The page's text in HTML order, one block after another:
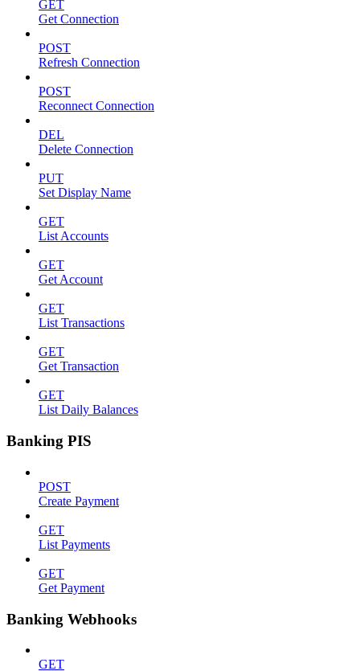
GET
Get Connection
POST
Refresh Connection
POST
Reconnect Connection
DEL
Delete Connection
PUT
Set Display Name
GET
List Accounts
GET
Get Account
GET
List Transactions
GET
Get Transaction
GET
List Daily Balances
Banking PIS
POST
Create Payment
GET
List Payments
GET
Get Payment
Banking Webhooks
GET